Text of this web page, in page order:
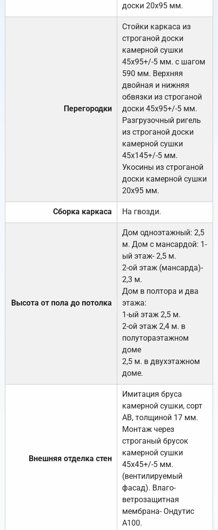
доски 20х95 мм.
Перегородки
Стойки каркаса из
строганой доски
камерной сушки
45х95+/-5 мм. с шагом
590 мм. Верхняя
двойная и нижняя
обвязки из строганой
доски 45х95+/-5 мм.
Разгрузочный ригель
из строганой доски
камерной сушки
45х145+/-5 мм.
Укосины из строганой
доски камерной сушки
20х95 мм.
Сборка каркаса На гвозди.
Высота от пола до потолка
Дом одноэтажный: 2,5
м. Дом с мансардой: 1-
ый этаж- 2,5 м.
2-ой этаж (мансарда)-
2,3 м.
Дом в полтора и два
этажа:
1-ый этаж 2,5 м.
2-ой этаж 2,4 м. в
полутораэтажном
доме
2,5 м. в двухэтажном
доме.
Внешняя отделка стен
Имитация бруса
камерной сушки, сорт
АВ, толщиной 17 мм.
Монтаж через
строганый брусок
камерной сушки
45х45+/-5 мм.
(вентилируемый
фасад). Влаго-
ветрозащитная
мембрана- Ондутис
А100.